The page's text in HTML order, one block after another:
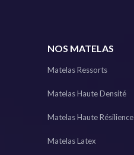
NOS MATELAS
Matelas Ressorts
Matelas Haute Densité
Matelas Haute Résilience
Matelas Latex